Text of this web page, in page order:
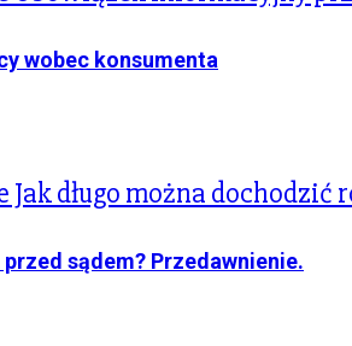
wobec konsumenta
sądem? Przedawnienie.